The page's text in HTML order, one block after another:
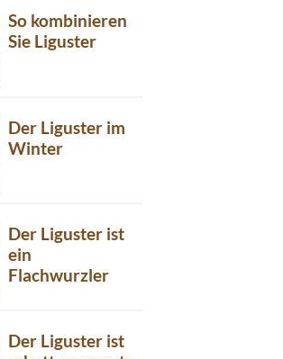
So kombinieren
Sie Liguster
Der Liguster im
Winter
Der Liguster ist
ein
Flachwurzler
Der Liguster ist